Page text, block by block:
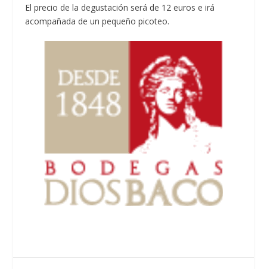
El precio de la degustación será de 12 euros e irá
acompañada de un pequeño picoteo.